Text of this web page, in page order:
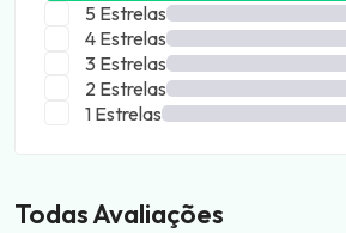
5 Estrelas
4 Estrelas
3 Estrelas
2 Estrelas
1 Estrelas
Todas Avaliações